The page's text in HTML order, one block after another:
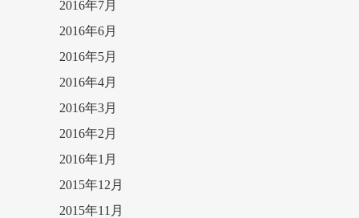
2016年7月
2016年6月
2016年5月
2016年4月
2016年3月
2016年2月
2016年1月
2015年12月
2015年11月